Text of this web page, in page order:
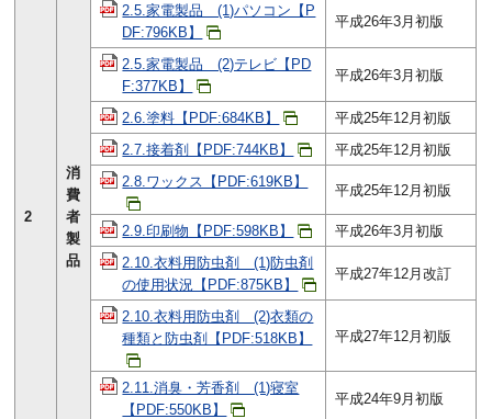
2
消
費
者
製
品
2.5.家電製品 (1)パソコン【P
DF:796KB】
平成26年3月初版
2.5.家電製品 (2)テレビ【PD
F:377KB】
平成26年3月初版
2.6.塗料【PDF:684KB】
平成25年12月初版
2.7.接着剤【PDF:744KB】
平成25年12月初版
2.8.ワックス【PDF:619KB】
平成25年12月初版
2.9.印刷物【PDF:598KB】
平成26年3月初版
2.10.衣料用防虫剤 (1)防虫剤
の使用状況【PDF:875KB】
平成27年12月改訂
2.10.衣料用防虫剤 (2)衣類の
種類と防虫剤【PDF:518KB】
平成27年12月初版
2.11.消臭・芳香剤 (1)寝室
【PDF:550KB】
平成24年9月初版